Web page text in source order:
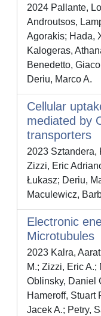
2024 Pallante,
Androutsos,
Agorakis; Hada,
Kalogeras,
Benedetto,
Deriu, Marco A.
Cellular
mediated by
transporters
2023 Sztandera,
Zizzi, Eric
Łukasz; Deriu,
Maculewicz,
Electronic
Microtubules
2023 Kalra,
M.; Zizzi, Eric
Oblinsky, Daniel
Hameroff, Stuart
Jacek A.; Petry,